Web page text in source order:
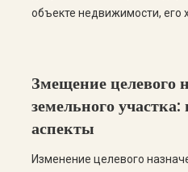
объекте недвижимости, его
распространенные вопросы
получения технического […]
Змещение целевого
земельного
аспекты
Изменение целевого